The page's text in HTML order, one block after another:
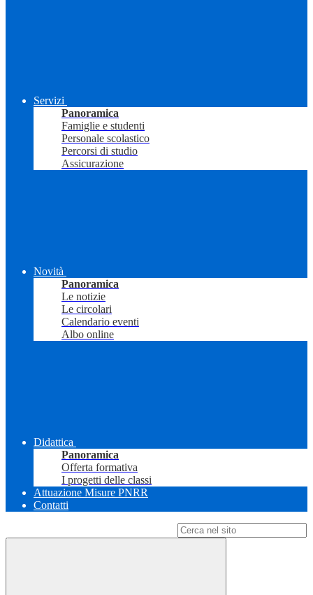
Servizi
Panoramica
Famiglie e studenti
Personale scolastico
Percorsi di studio
Assicurazione
Novità
Panoramica
Le notizie
Le circolari
Calendario eventi
Albo online
Didattica
Panoramica
Offerta formativa
I progetti delle classi
Attuazione Misure PNRR
Contatti